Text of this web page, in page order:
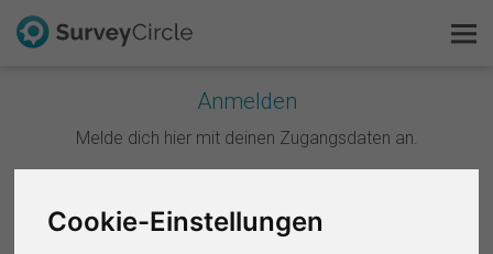
Cookie-Einstellungen
Anmelden
Melde dich hier mit deinen Zugangsdaten an.
Weiter mit Google
Das ist SurveyCircle